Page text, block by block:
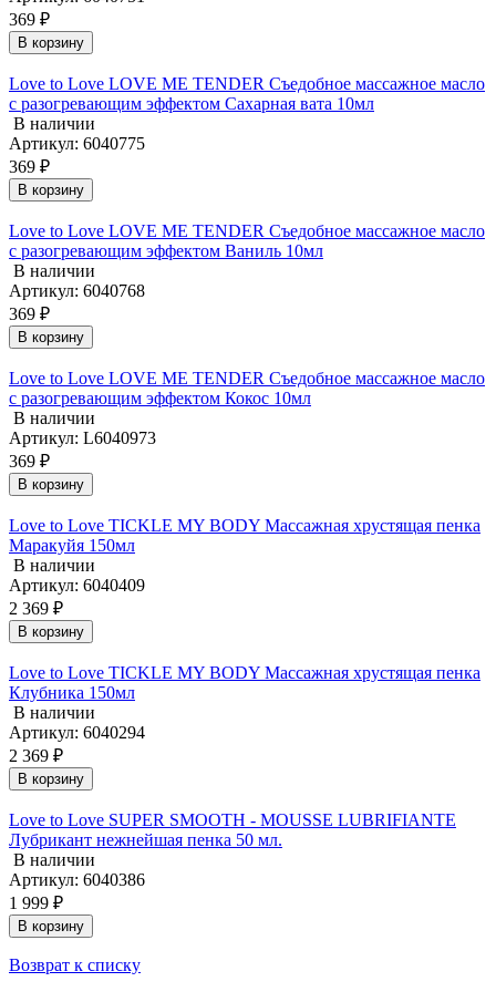
369 ₽
В корзину
Love to Love LOVE ME TENDER Съедобное массажное масло
с разогревающим эффектом Сахарная вата 10мл
В наличии
Артикул: 6040775
369 ₽
В корзину
Love to Love LOVE ME TENDER Съедобное массажное масло
с разогревающим эффектом Ваниль 10мл
В наличии
Артикул: 6040768
369 ₽
В корзину
Love to Love LOVE ME TENDER Съедобное массажное масло
с разогревающим эффектом Кокос 10мл
В наличии
Артикул: L6040973
369 ₽
В корзину
Love to Love TICKLE MY BODY Массажная хрустящая пенка
Маракуйя 150мл
В наличии
Артикул: 6040409
2 369 ₽
В корзину
Love to Love TICKLE MY BODY Массажная хрустящая пенка
Клубника 150мл
В наличии
Артикул: 6040294
2 369 ₽
В корзину
Love to Love SUPER SMOOTH - MOUSSE LUBRIFIANTE
Лубрикант нежнейшая пенка 50 мл.
В наличии
Артикул: 6040386
1 999 ₽
В корзину
Возврат к списку